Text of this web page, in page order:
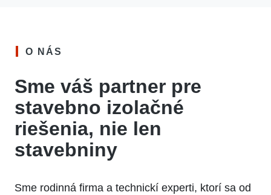
O NÁS
Sme váš partner pre
stavebno izolačné
riešenia, nie len
stavebniny
Sme rodinná firma a technickí experti, ktorí sa od